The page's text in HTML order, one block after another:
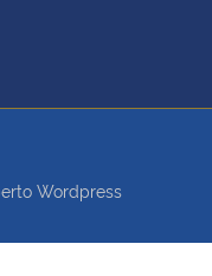
Wordpress